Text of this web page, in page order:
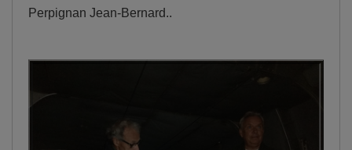
Perpignan Jean-Bernard..